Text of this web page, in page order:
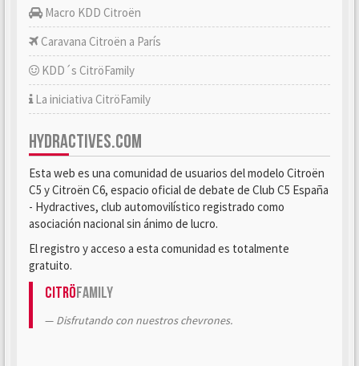
Macro KDD Citroën
Caravana Citroën a París
KDD´s CitröFamily
La iniciativa CitröFamily
HYDRACTIVES.COM
Esta web es una comunidad de usuarios del modelo Citroën
C5 y Citroën C6, espacio oficial de debate de Club C5 España
- Hydractives, club automovilístico registrado como
asociación nacional sin ánimo de lucro.
El registro y acceso a esta comunidad es totalmente
gratuito.
CitröFamily
Disfrutando con nuestros chevrones.